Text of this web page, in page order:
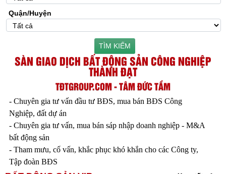
Quận/Huyện
TÌM KIẾM
SÀN GIAO DỊCH BẤT ĐỘNG SẢN CÔNG NGHIỆP
THÀNH ĐẠT
TĐTGROUP.COM - TÂM ĐỨC TẦM
- Chuyên gia tư vấn đầu tư BĐS, mua bán BĐS Công
Nghiệp, đất dự án
- Chuyên gia tư vấn, mua bán sáp nhập doanh nghiệp - M&A
bất động sản
- Tham mưu, cố vấn, khắc phục khó khắn cho các Công ty,
Tập đoàn BĐS